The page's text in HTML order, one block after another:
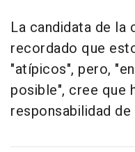
La candidata de
recordado que
"atípicos", pero,
posible", cree que
responsabilidad